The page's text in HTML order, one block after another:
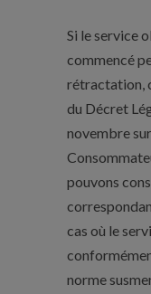
Si le service
commencé
rétractation,
du Décret
novembre
pouvons
cas où le
norme